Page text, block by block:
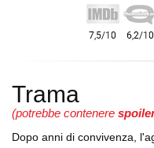
Trama
(potrebbe contenere
Dopo anni di convivenza,